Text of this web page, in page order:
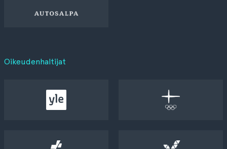
Oikeudenhaltijat